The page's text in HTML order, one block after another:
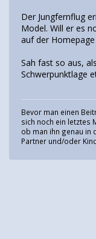
Der Jungfernflug
Model. Will er es
auf der
Sah fast so aus,
Schwerpunktlage
Bevor man einen
sich noch ein letztes
ob man ihn genau in
Partner und/oder